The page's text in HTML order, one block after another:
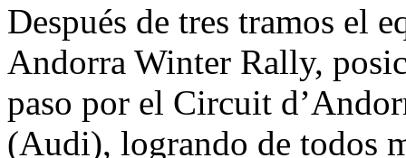
Después de tres tramos el
Andorra Winter Rally,
paso por el Circuit
(Audi), logrando de todos